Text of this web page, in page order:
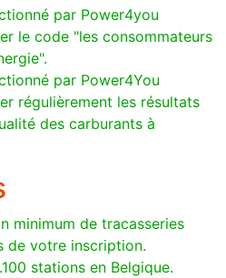
par Power4you
le code "les consommateurs
par Power4You
régulièrement les résultats
des carburants à
minimum de tracasseries
de votre inscription.
stations en Belgique.